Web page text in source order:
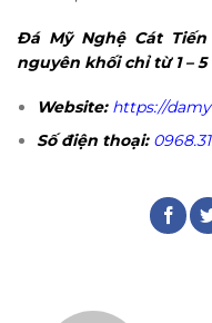
Đá Mỹ Nghệ Cát
nguyên khối chỉ từ 1 –
Website: https://
Số điện thoại: